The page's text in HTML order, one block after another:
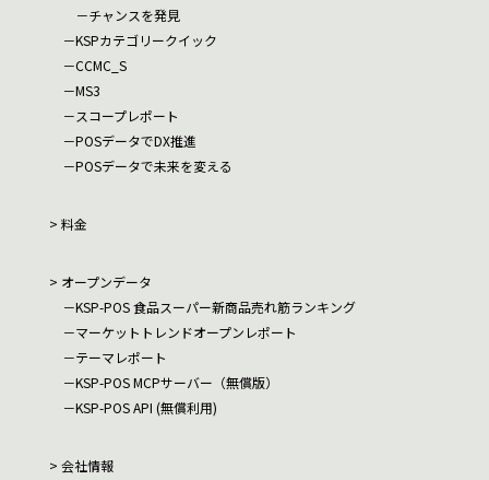
チャンスを発見
KSPカテゴリークイック
CCMC_S
MS3
スコープレポート
POSデータでDX推進
POSデータで未来を変える
料金
オープンデータ
KSP-POS 食品スーパー新商品売れ筋ランキング
マーケットトレンドオープンレポート
テーマレポート
KSP-POS MCPサーバー（無償版）
KSP-POS API (無償利用)
会社情報